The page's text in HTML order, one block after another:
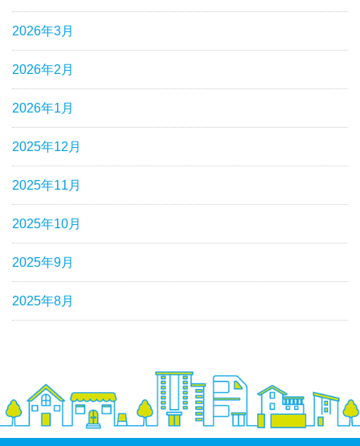
2026年3月
2026年2月
2026年1月
2025年12月
2025年11月
2025年10月
2025年9月
2025年8月